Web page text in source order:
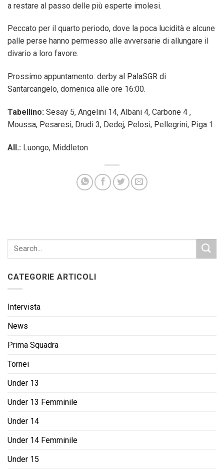
a restare al passo delle più esperte imolesi.
Peccato per il quarto periodo, dove la poca lucidità e alcune
palle perse hanno permesso alle avversarie di allungare il
divario a loro favore.
Prossimo appuntamento: derby al PalaSGR di
Santarcangelo, domenica alle ore 16:00.
Tabellino: Sesay 5, Angelini 14, Albani 4, Carbone 4 ,
Moussa, Pesaresi, Drudi 3, Dedej, Pelosi, Pellegrini, Piga 1.
All.: Luongo, Middleton
CATEGORIE ARTICOLI
Intervista
News
Prima Squadra
Tornei
Under 13
Under 13 Femminile
Under 14
Under 14 Femminile
Under 15